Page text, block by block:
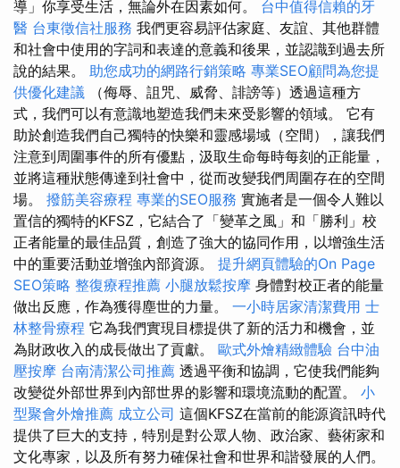
導」你享受生活，無論外在因素如何。 台中值得信賴的牙
醫 台東徵信社服務 我們更容易評估家庭、友誼、其他群體
和社會中使用的字詞和表達的意義和後果，並認識到過去所
說的結果。 助您成功的網路行銷策略 專業SEO顧問為您提
供優化建議 （侮辱、詛咒、威脅、誹謗等）透過這種方
式，我們可以有意識地塑造我們未來受影響的領域。 它有
助於創造我們自己獨特的快樂和靈感場域（空間），讓我們
注意到周圍事件的所有優點，汲取生命每時每刻的正能量，
並將這種狀態傳達到社會中，從而改變我們周圍存在的空間
場。 撥筋美容療程 專業的SEO服務 實施者是一個令人難以
置信的獨特的KFSZ，它結合了「變革之風」和「勝利」校
正者能量的最佳品質，創造了強大的協同作用，以增強生活
中的重要活動並增強內部資源。 提升網頁體驗的On Page
SEO策略 整復療程推薦 小腿放鬆按摩 身體對校正者的能量
做出反應，作為獲得塵世的力量。 一小時居家清潔費用 士
林整骨療程 它為我們實現目標提供了新的活力和機會，並
為財政收入的成長做出了貢獻。 歐式外燴精緻體驗 台中油
壓按摩 台南清潔公司推薦 透過平衡和協調，它使我們能夠
改變從外部世界到內部世界的影響和環境流動的配置。 小
型聚會外燴推薦 成立公司 這個KFSZ在當前的能源資訊時代
提供了巨大的支持，特別是對公眾人物、政治家、藝術家和
文化專家，以及所有努力確保社會和世界和諧發展的人們。